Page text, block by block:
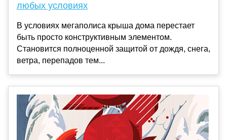
любых условиях
В условиях мегаполиса крыша дома перестает
быть просто конструктивным элементом.
Становится полноценной защитой от дождя, снега,
ветра, перепадов тем...